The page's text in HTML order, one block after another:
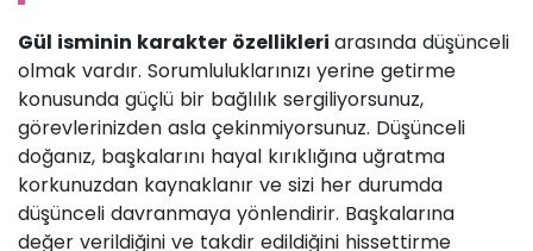
Gül isminin karakter özellikleri arasında düşünceli
olmak vardır. Sorumluluklarınızı yerine getirme
konusunda güçlü bir bağlılık sergiliyorsunuz,
görevlerinizden asla çekinmiyorsunuz. Düşünceli
doğanız, başkalarını hayal kırıklığına uğratma
korkunuzdan kaynaklanır ve sizi her durumda
düşünceli davranmaya yönlendirir. Başkalarına
değer verildiğini ve takdir edildiğini hissettirme